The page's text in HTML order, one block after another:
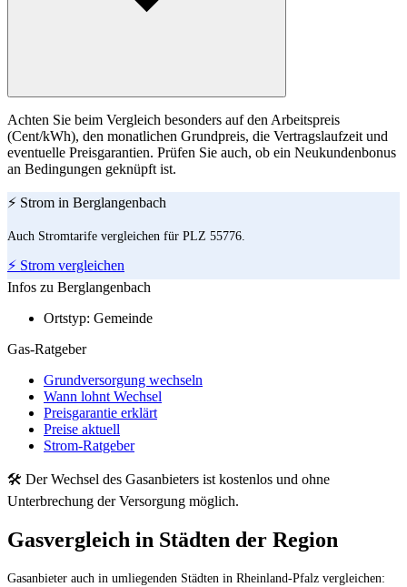
Achten Sie beim Vergleich besonders auf den Arbeitspreis
(Cent/kWh), den monatlichen Grundpreis, die Vertragslaufzeit und
eventuelle Preisgarantien. Prüfen Sie auch, ob ein Neukundenbonus
an Bedingungen geknüpft ist.
⚡ Strom in Berglangenbach
Auch Stromtarife vergleichen für PLZ 55776.
⚡ Strom vergleichen
Infos zu Berglangenbach
Ortstyp: Gemeinde
Gas-Ratgeber
Grundversorgung wechseln
Wann lohnt Wechsel
Preisgarantie erklärt
Preise aktuell
Strom-Ratgeber
🛠 Der Wechsel des Gasanbieters ist kostenlos und ohne
Unterbrechung der Versorgung möglich.
Gasvergleich in Städten der Region
Gasanbieter auch in umliegenden Städten in Rheinland-Pfalz vergleichen: